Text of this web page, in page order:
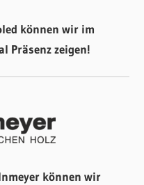
können wir im
Präsenz zeigen!
können wir